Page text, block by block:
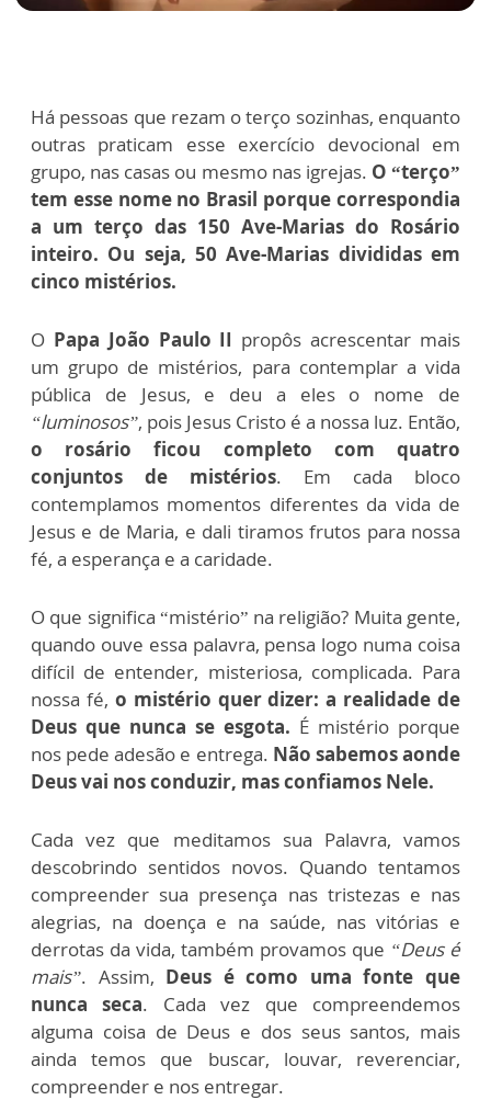
Há pessoas que rezam o terço sozinhas, enquanto
outras praticam esse exercício devocional em
grupo, nas casas ou mesmo nas igrejas. O “terço”
tem esse nome no Brasil porque correspondia
a um terço das 150 Ave-Marias do Rosário
inteiro. Ou seja, 50 Ave-Marias divididas em
cinco mistérios.
O Papa João Paulo II propôs acrescentar mais
um grupo de mistérios, para contemplar a vida
pública de Jesus, e deu a eles o nome de
“luminosos”, pois Jesus Cristo é a nossa luz. Então,
o rosário ficou completo com quatro
conjuntos de mistérios. Em cada bloco
contemplamos momentos diferentes da vida de
Jesus e de Maria, e dali tiramos frutos para nossa
fé, a esperança e a caridade.
O que significa “mistério” na religião? Muita gente,
quando ouve essa palavra, pensa logo numa coisa
difícil de entender, misteriosa, complicada. Para
nossa fé, o mistério quer dizer: a realidade de
Deus que nunca se esgota. É mistério porque
nos pede adesão e entrega. Não sabemos aonde
Deus vai nos conduzir, mas confiamos Nele.
Cada vez que meditamos sua Palavra, vamos
descobrindo sentidos novos. Quando tentamos
compreender sua presença nas tristezas e nas
alegrias, na doença e na saúde, nas vitórias e
derrotas da vida, também provamos que “Deus é
mais”. Assim, Deus é como uma fonte que
nunca seca. Cada vez que compreendemos
alguma coisa de Deus e dos seus santos, mais
ainda temos que buscar, louvar, reverenciar,
compreender e nos entregar.